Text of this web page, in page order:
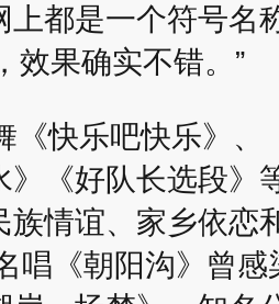
上都是一个符号名
效果确实不错。”
《快乐吧快乐》、
》《好队长选段》
族情谊、家乡依恋
唱《朝阳沟》曾